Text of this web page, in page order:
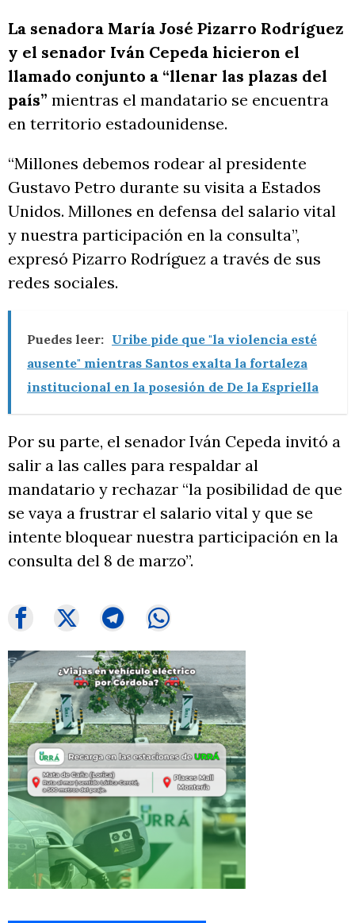
La senadora María José Pizarro Rodríguez
y el senador Iván Cepeda hicieron el
llamado conjunto a “llenar las plazas del
país” mientras el mandatario se encuentra
en territorio estadounidense.
“Millones debemos rodear al presidente
Gustavo Petro durante su visita a Estados
Unidos. Millones en defensa del salario vital
y nuestra participación en la consulta”,
expresó Pizarro Rodríguez a través de sus
redes sociales.
Puedes leer: Uribe pide que "la violencia esté
ausente" mientras Santos exalta la fortaleza
institucional en la posesión de De la Espriella
Por su parte, el senador Iván Cepeda invitó a
salir a las calles para respaldar al
mandatario y rechazar “la posibilidad de que
se vaya a frustrar el salario vital y que se
intente bloquear nuestra participación en la
consulta del 8 de marzo”.